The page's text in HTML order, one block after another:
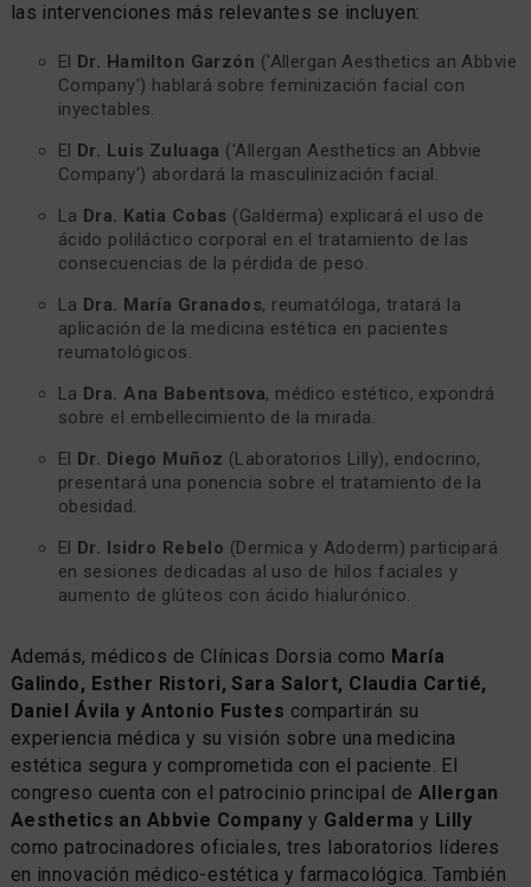
las intervenciones más relevantes se incluyen:
El Dr. Hamilton Garzón ('Allergan Aesthetics an Abbvie
Company') hablará sobre feminización facial con
inyectables.
El Dr. Luis Zuluaga ('Allergan Aesthetics an Abbvie
Company') abordará la masculinización facial.
La Dra. Katia Cobas (Galderma) explicará el uso de
ácido poliláctico corporal en el tratamiento de las
consecuencias de la pérdida de peso.
La Dra. María Granados, reumatóloga, tratará la
aplicación de la medicina estética en pacientes
reumatológicos.
La Dra. Ana Babentsova, médico estético, expondrá
sobre el embellecimiento de la mirada.
El Dr. Diego Muñoz (Laboratorios Lilly), endocrino,
presentará una ponencia sobre el tratamiento de la
obesidad.
El Dr. Isidro Rebelo (Dermica y Adoderm) participará
en sesiones dedicadas al uso de hilos faciales y
aumento de glúteos con ácido hialurónico.
Además, médicos de Clínicas Dorsia como María
Galindo, Esther Ristori, Sara Salort, Claudia Cartié,
Daniel Ávila y Antonio Fustes compartirán su
experiencia médica y su visión sobre una medicina
estética segura y comprometida con el paciente. El
congreso cuenta con el patrocinio principal deAllergan
Aesthetics an Abbvie Companyy Galdermay Lilly
como patrocinadores oficiales, tres laboratorios líderes
en innovación médico-estética y farmacológica. También